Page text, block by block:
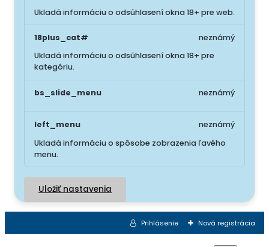
Ukladá informáciu o odsúhlasení okna 18+ pre web.
18plus_cat#
Ukladá informáciu o odsúhlasení okna 18+ pre
kategóriu.
neznámý
bs_slide_menu neznámý
left_menu
Ukladá informáciu o spôsobe zobrazenia ľavého
menu.
neznámý
Uložiť nastavenia
Prihlásenie Nová registrácia